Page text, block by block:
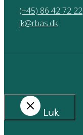
(+45) 86 42 72 22
jk@rbas.dk
Luk